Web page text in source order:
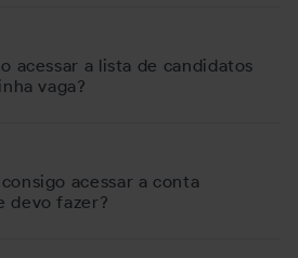
acessar a lista de candidatos
vaga?
acessar a conta
devo fazer?